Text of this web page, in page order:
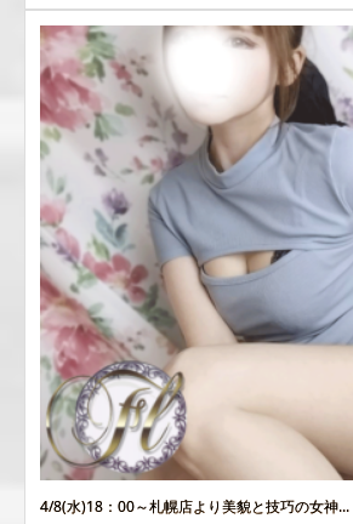
4/8(水)18：00～札幌店より美貌と技巧の女神...